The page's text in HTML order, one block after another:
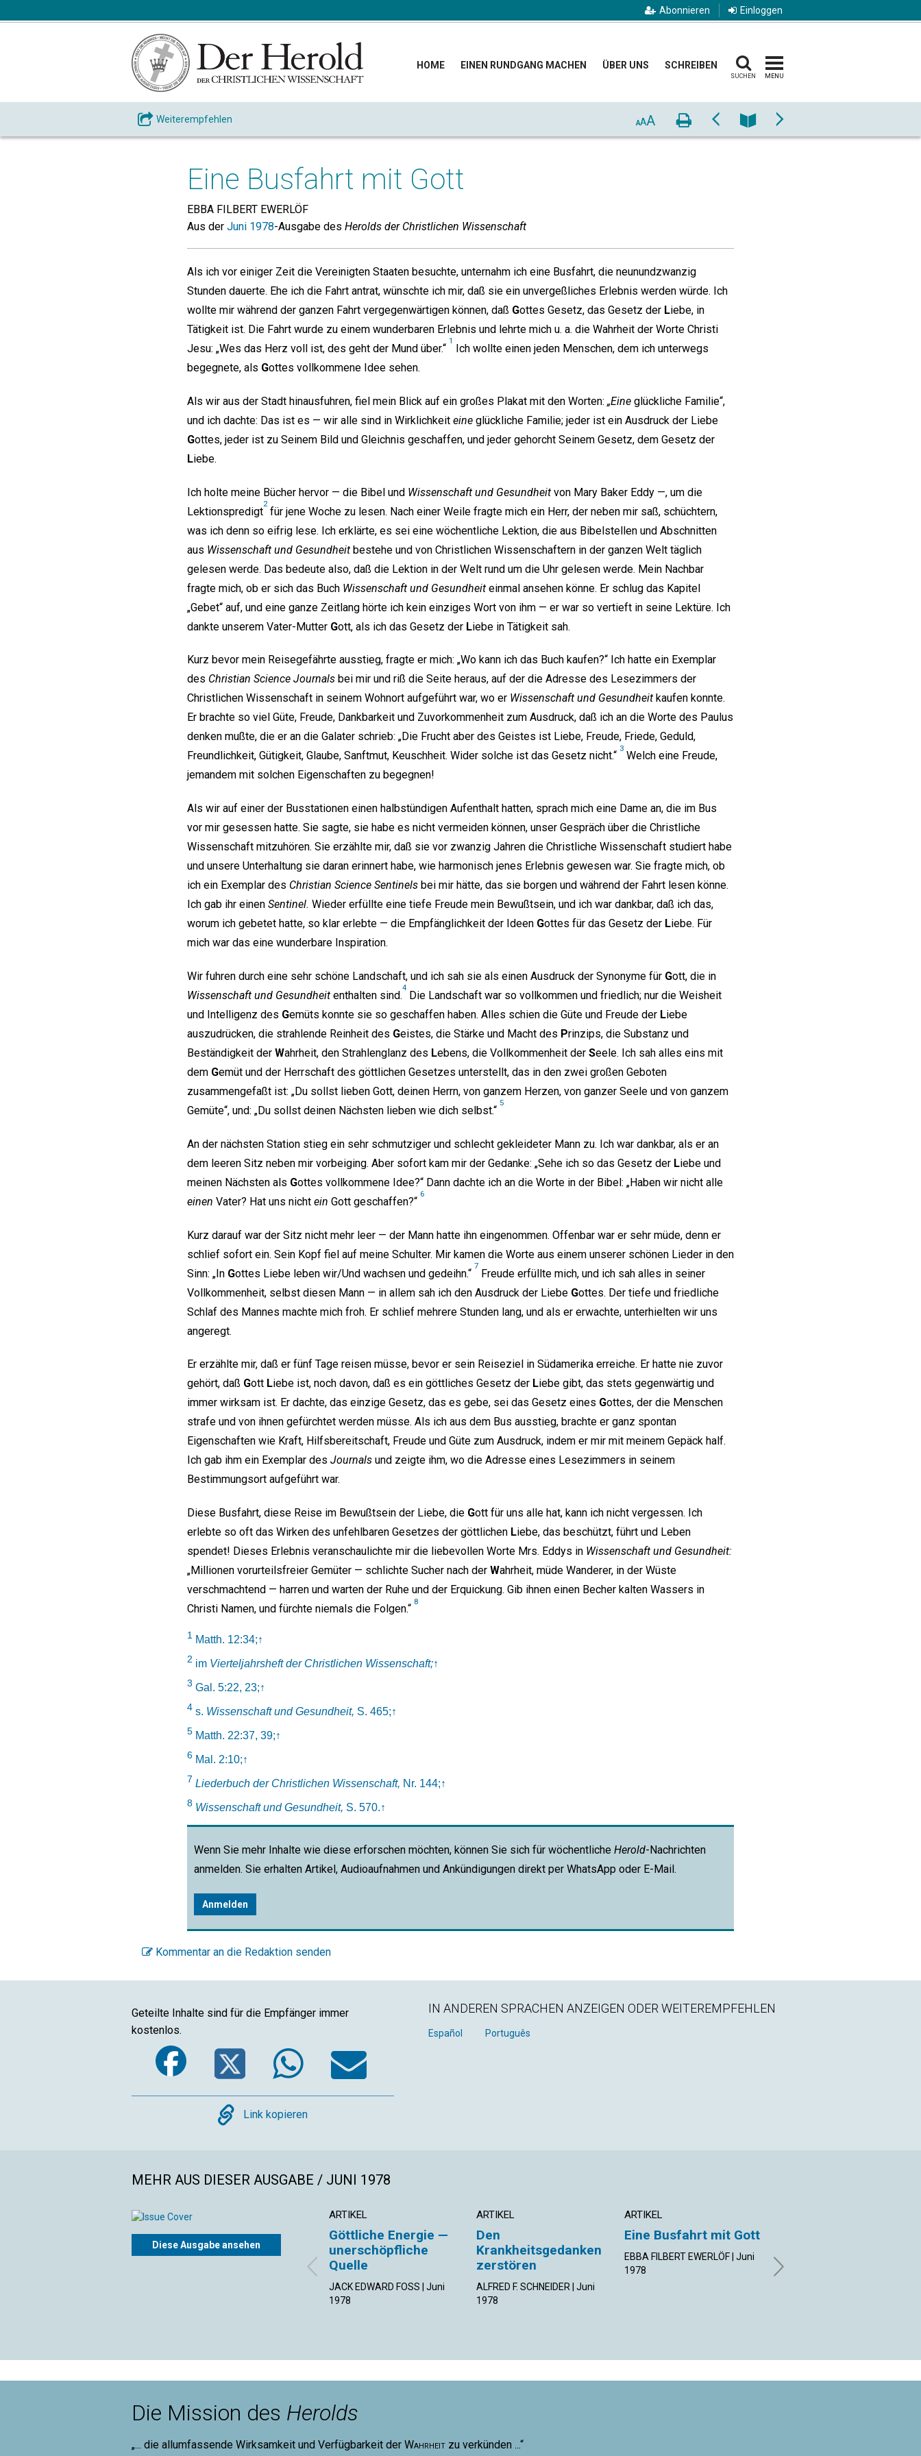
Abonnieren Einloggen
HOME EINEN RUNDGANG MACHEN ÜBER UNS SCHREIBEN
SUCHEN MENU
Weiterempfehlen AAA DruckenZurück NummerVor
Eine Busfahrt mit Gott
EBBA FILBERT EWERLÖF
Aus der Juni 1978-Ausgabe des Herolds der Christlichen Wissenschaft
Als ich vor einiger Zeit die Vereinigten Staaten besuchte, unternahm ich eine Busfahrt, die neunundzwanzig
Stunden dauerte. Ehe ich die Fahrt antrat, wünschte ich mir, daß sie ein unvergeßliches Erlebnis werden würde. Ich
wollte mir während der ganzen Fahrt vergegenwärtigen können, daß Gottes Gesetz, das Gesetz der Liebe, in
Tätigkeit ist. Die Fahrt wurde zu einem wunderbaren Erlebnis und lehrte mich u. a. die Wahrheit der Worte Christi
Jesu: „Wes das Herz voll ist, des geht der Mund über.“
1
Ich wollte einen jeden Menschen, dem ich unterwegs
begegnete, als Gottes vollkommene Idee sehen.
Als wir aus der Stadt hinausfuhren, fiel mein Blick auf ein großes Plakat mit den Worten: „Eine glückliche Familie“,
und ich dachte: Das ist es — wir alle sind in Wirklichkeit eine glückliche Familie; jeder ist ein Ausdruck der Liebe
Gottes, jeder ist zu Seinem Bild und Gleichnis geschaffen, und jeder gehorcht Seinem Gesetz, dem Gesetz der
Liebe.
Ich holte meine Bücher hervor — die Bibel und Wissenschaft und Gesundheit von Mary Baker Eddy —, um die
Lektionspredigt
2
für jene Woche zu lesen. Nach einer Weile fragte mich ein Herr, der neben mir saß, schüchtern,
was ich denn so eifrig lese. Ich erklärte, es sei eine wöchentliche Lektion, die aus Bibelstellen und Abschnitten
aus Wissenschaft und Gesundheit bestehe und von Christlichen Wissenschaftern in der ganzen Welt täglich
gelesen werde. Das bedeute also, daß die Lektion in der Welt rund um die Uhr gelesen werde. Mein Nachbar
fragte mich, ob er sich das Buch Wissenschaft und Gesundheit einmal ansehen könne. Er schlug das Kapitel
„Gebet“ auf, und eine ganze Zeitlang hörte ich kein einziges Wort von ihm — er war so vertieft in seine Lektüre. Ich
dankte unserem Vater-Mutter Gott, als ich das Gesetz der Liebe in Tätigkeit sah.
Kurz bevor mein Reisegefährte ausstieg, fragte er mich: „Wo kann ich das Buch kaufen?“ Ich hatte ein Exemplar
des Christian Science Journals bei mir und riß die Seite heraus, auf der die Adresse des Lesezimmers der
Christlichen Wissenschaft in seinem Wohnort aufgeführt war, wo er Wissenschaft und Gesundheit kaufen konnte.
Er brachte so viel Güte, Freude, Dankbarkeit und Zuvorkommenheit zum Ausdruck, daß ich an die Worte des Paulus
denken mußte, die er an die Galater schrieb: „Die Frucht aber des Geistes ist Liebe, Freude, Friede, Geduld,
Freundlichkeit, Gütigkeit, Glaube, Sanftmut, Keuschheit. Wider solche ist das Gesetz nicht.“
3
Welch eine Freude,
jemandem mit solchen Eigenschaften zu begegnen!
Als wir auf einer der Busstationen einen halbstündigen Aufenthalt hatten, sprach mich eine Dame an, die im Bus
vor mir gesessen hatte. Sie sagte, sie habe es nicht vermeiden können, unser Gespräch über die Christliche
Wissenschaft mitzuhören. Sie erzählte mir, daß sie vor zwanzig Jahren die Christliche Wissenschaft studiert habe
und unsere Unterhaltung sie daran erinnert habe, wie harmonisch jenes Erlebnis gewesen war. Sie fragte mich, ob
ich ein Exemplar des Christian Science Sentinels bei mir hätte, das sie borgen und während der Fahrt lesen könne.
Ich gab ihr einen Sentinel. Wieder erfüllte eine tiefe Freude mein Bewußtsein, und ich war dankbar, daß ich das,
worum ich gebetet hatte, so klar erlebte — die Empfänglichkeit der Ideen Gottes für das Gesetz der Liebe. Für
mich war das eine wunderbare Inspiration.
Wir fuhren durch eine sehr schöne Landschaft, und ich sah sie als einen Ausdruck der Synonyme für Gott, die in
Wissenschaft und Gesundheit enthalten sind.
4
Die Landschaft war so vollkommen und friedlich; nur die Weisheit
und Intelligenz des Gemüts konnte sie so geschaffen haben. Alles schien die Güte und Freude der Liebe
auszudrücken, die strahlende Reinheit des Geistes, die Stärke und Macht des Prinzips, die Substanz und
Beständigkeit der Wahrheit, den Strahlenglanz des Lebens, die Vollkommenheit der Seele. Ich sah alles eins mit
dem Gemüt und der Herrschaft des göttlichen Gesetzes unterstellt, das in den zwei großen Geboten
zusammengefaßt ist: „Du sollst lieben Gott, deinen Herrn, von ganzem Herzen, von ganzer Seele und von ganzem
Gemüte“, und: „Du sollst deinen Nächsten lieben wie dich selbst.“
5
An der nächsten Station stieg ein sehr schmutziger und schlecht gekleideter Mann zu. Ich war dankbar, als er an
dem leeren Sitz neben mir vorbeiging. Aber sofort kam mir der Gedanke: „Sehe ich so das Gesetz der Liebe und
meinen Nächsten als Gottes vollkommene Idee?“ Dann dachte ich an die Worte in der Bibel: „Haben wir nicht alle
einen Vater? Hat uns nicht ein Gott geschaffen?“
6
Kurz darauf war der Sitz nicht mehr leer — der Mann hatte ihn eingenommen. Offenbar war er sehr müde, denn er
schlief sofort ein. Sein Kopf fiel auf meine Schulter. Mir kamen die Worte aus einem unserer schönen Lieder in den
Sinn: „In Gottes Liebe leben wir/Und wachsen und gedeihn.“
7
Freude erfüllte mich, und ich sah alles in seiner
Vollkommenheit, selbst diesen Mann — in allem sah ich den Ausdruck der Liebe Gottes. Der tiefe und friedliche
Schlaf des Mannes machte mich froh. Er schlief mehrere Stunden lang, und als er erwachte, unterhielten wir uns
angeregt.
Er erzählte mir, daß er fünf Tage reisen müsse, bevor er sein Reiseziel in Südamerika erreiche. Er hatte nie zuvor
gehört, daß Gott Liebe ist, noch davon, daß es ein göttliches Gesetz der Liebe gibt, das stets gegenwärtig und
immer wirksam ist. Er dachte, das einzige Gesetz, das es gebe, sei das Gesetz eines Gottes, der die Menschen
strafe und von ihnen gefürchtet werden müsse. Als ich aus dem Bus ausstieg, brachte er ganz spontan
Eigenschaften wie Kraft, Hilfsbereitschaft, Freude und Güte zum Ausdruck, indem er mir mit meinem Gepäck half.
Ich gab ihm ein Exemplar des Journals und zeigte ihm, wo die Adresse eines Lesezimmers in seinem
Bestimmungsort aufgeführt war.
Diese Busfahrt, diese Reise im Bewußtsein der Liebe, die Gott für uns alle hat, kann ich nicht vergessen. Ich
erlebte so oft das Wirken des unfehlbaren Gesetzes der göttlichen Liebe, das beschützt, führt und Leben
spendet! Dieses Erlebnis veranschaulichte mir die liebevollen Worte Mrs. Eddys in Wissenschaft und Gesundheit:
„Millionen vorurteilsfreier Gemüter — schlichte Sucher nach der Wahrheit, müde Wanderer, in der Wüste
verschmachtend — harren und warten der Ruhe und der Erquickung. Gib ihnen einen Becher kalten Wassers in
Christi Namen, und fürchte niemals die Folgen.“
8
1 Matth. 12:34;↑
2 im Vierteljahrsheft der Christlichen Wissenschaft;↑
3 Gal. 5:22, 23;↑
4 s. Wissenschaft und Gesundheit, S. 465;↑
5 Matth. 22:37, 39;↑
6 Mal. 2:10;↑
7 Liederbuch der Christlichen Wissenschaft, Nr. 144;↑
8 Wissenschaft und Gesundheit, S. 570.↑
Wenn Sie mehr Inhalte wie diese erforschen möchten, können Sie sich für wöchentliche Herold-Nachrichten
anmelden. Sie erhalten Artikel, Audioaufnahmen und Ankündigungen direkt per WhatsApp oder E-Mail.
Anmelden
Kommentar an die Redaktion senden
Geteilte Inhalte sind für die Empfänger immer
kostenlos.
FacebookTwitterWhatsApp
Email
Copy
Link kopieren
IN ANDEREN SPRACHEN ANZEIGEN ODER WEITEREMPFEHLEN
Español Português
MEHR AUS DIESER AUSGABE / JUNI 1978
Diese Ausgabe ansehen
ARTIKEL
Göttliche Energie —
unerschöpfliche
Quelle
JACK EDWARD FOSS | Juni
1978
ARTIKEL
Den
Krankheitsgedanken
zerstören
ALFRED F. SCHNEIDER | Juni
1978
ARTIKEL
Eine Busfahrt mit Gott
EBBA FILBERT EWERLÖF | Juni
1978
Metaphysiker!
Die Mission des Herolds
„... die allumfassende Wirksamkeit und Verfügbarkeit der Wahrheit zu verkünden ...“